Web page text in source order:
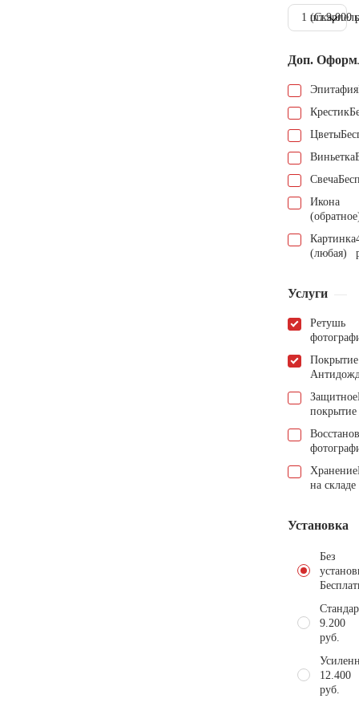
1 шт.9.000
Доп.
Эпитафия
Крестик
Цветы
Виньетка
Свеча
Икона
Картинка
(любая)
Услуги
Ретушь
Покрытие
Защитное
покрытие
Хранение
на складе
Установка
Без
9.200
руб.
12.400
руб.